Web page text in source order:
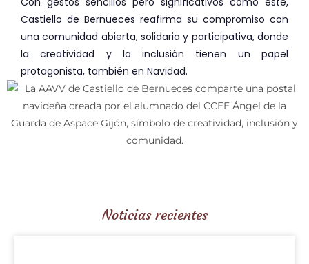
Castiello de Bernueces reafirma su compromiso con
una comunidad abierta, solidaria y participativa, donde
la creatividad y la inclusión tienen un papel
protagonista, también en Navidad.
Noticias recientes